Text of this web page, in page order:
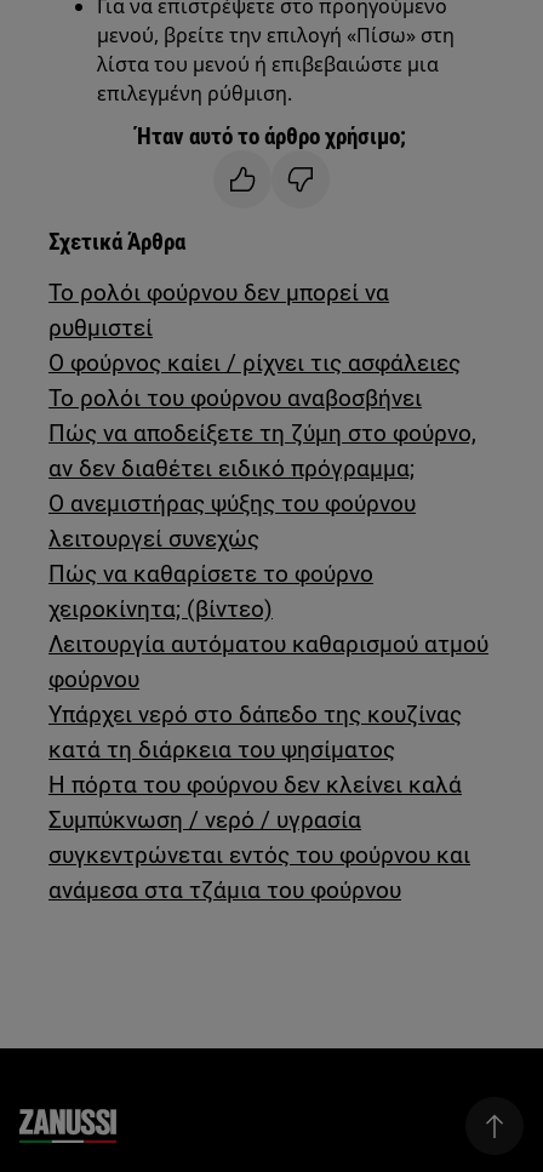
Για να επιστρέψετε στο προηγούμενο
μενού, βρείτε την επιλογή «Πίσω» στη
λίστα του μενού ή επιβεβαιώστε μια
επιλεγμένη ρύθμιση.
Ήταν αυτό το άρθρο χρήσιμο;
Σχετικά Άρθρα
Το ρολόι φούρνου δεν μπορεί να
ρυθμιστεί
Ο φούρνος καίει / ρίχνει τις ασφάλειες
Το ρολόι του φούρνου αναβοσβήνει
Πώς να αποδείξετε τη ζύμη στο φούρνο,
αν δεν διαθέτει ειδικό πρόγραμμα;
Ο ανεμιστήρας ψύξης του φούρνου
λειτουργεί συνεχώς
Πώς να καθαρίσετε το φούρνο
χειροκίνητα; (βίντεο)
Λειτουργία αυτόματου καθαρισμού ατμού
φούρνου
Υπάρχει νερό στο δάπεδο της κουζίνας
κατά τη διάρκεια του ψησίματος
Η πόρτα του φούρνου δεν κλείνει καλά
Συμπύκνωση / νερό / υγρασία
συγκεντρώνεται εντός του φούρνου και
ανάμεσα στα τζάμια του φούρνου